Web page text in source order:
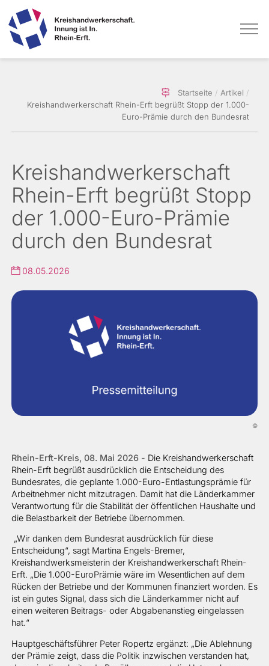
Startseite
Artikel
Kreishandwerkerschaft Rhein-Erft begrüßt Stopp der 1.000-
Euro-Prämie durch den Bundesrat
Kreishandwerkerschaft
Rhein-Erft begrüßt Stopp
der 1.000-Euro-Prämie
durch den Bundesrat
08.05.2026
©
Rhein-Erft-Kreis, 08. Mai 2026 - Die Kreishandwerkerschaft
Rhein-Erft begrüßt ausdrücklich die Entscheidung des
Bundesrates, die geplante 1.000-Euro-Entlastungsprämie für
Arbeitnehmer nicht mitzutragen. Damit hat die Länderkammer
Verantwortung für die Stabilität der öffentlichen Haushalte und
die Belastbarkeit der Betriebe übernommen.
„Wir danken dem Bundesrat ausdrücklich für diese
Entscheidung“, sagt Martina Engels-Bremer,
Kreishandwerksmeisterin der Kreishandwerkerschaft Rhein-
Erft. „Die 1.000-EuroPrämie wäre im Wesentlichen auf dem
Rücken der Betriebe und der Kommunen finanziert worden. Es
ist ein gutes Signal, dass sich die Länderkammer nicht auf
einen weiteren Beitrags- oder Abgabenanstieg eingelassen
hat.“
Hauptgeschäftsführer Peter Ropertz ergänzt: „Die Ablehnung
der Prämie zeigt, dass die Politik inzwischen verstanden hat,